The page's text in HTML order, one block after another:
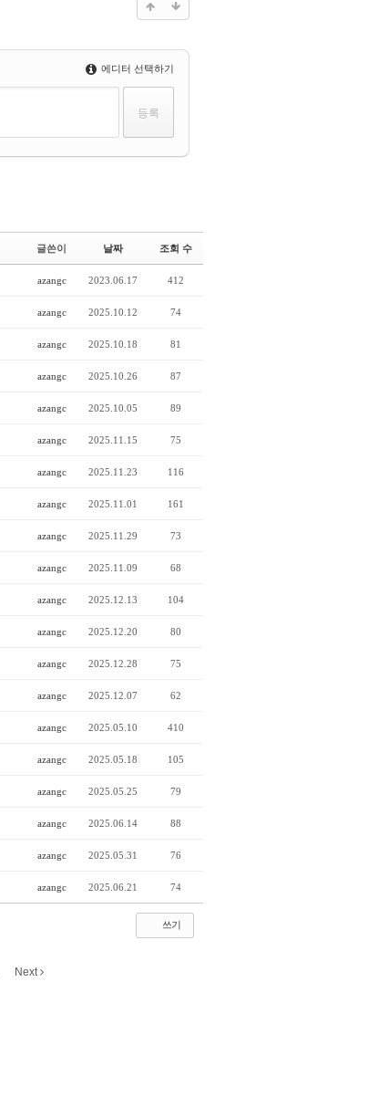
에디터 선택하기
글쓴이 날짜 조회 수
azangc 2023.06.17 412
azangc 2025.10.12 74
azangc 2025.10.18 81
azangc 2025.10.26 87
azangc 2025.10.05 89
azangc 2025.11.15 75
azangc 2025.11.23 116
azangc 2025.11.01 161
azangc 2025.11.29 73
azangc 2025.11.09 68
azangc 2025.12.13 104
azangc 2025.12.20 80
azangc 2025.12.28 75
azangc 2025.12.07 62
azangc 2025.05.10 410
azangc 2025.05.18 105
azangc 2025.05.25 79
azangc 2025.06.14 88
azangc 2025.05.31 76
azangc 2025.06.21 74
쓰기
Next